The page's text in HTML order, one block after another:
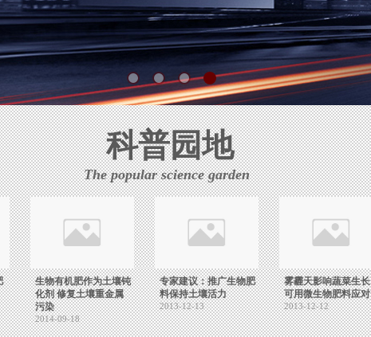
生物有机肥作为土壤钝
化剂 修复土壤重金属
污染
2014-09-18
专家建议：推广生物肥
料保持土壤活力
2013-12-13
雾霾天影响蔬菜生长
可用微生物肥料应对
2013-12-12
The popular science garden
科普园地